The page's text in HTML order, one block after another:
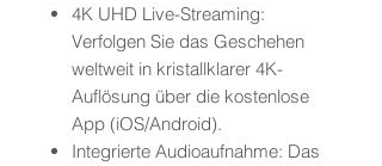
4K UHD Live-Streaming:
Verfolgen Sie das Geschehen
weltweit in kristallklarer 4K-
Auflösung über die kostenlose
App (iOS/Android).
Integrierte Audioaufnahme: Das